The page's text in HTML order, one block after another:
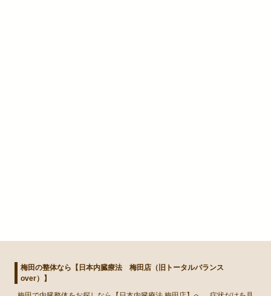
梅田の整体なら【日本内臓療法 梅田店（旧トータルバランス
over）】